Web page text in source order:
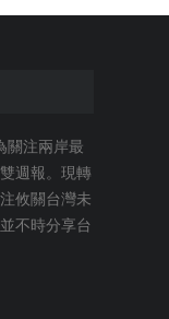
關注兩岸最
週報。現轉
攸關台灣未
不時分享台